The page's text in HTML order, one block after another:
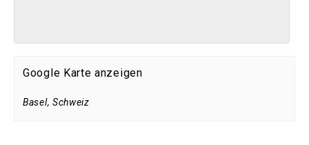
Google Karte anzeigen
Basel, Schweiz